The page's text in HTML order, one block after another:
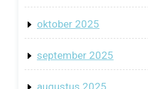
oktober 2025
september 2025